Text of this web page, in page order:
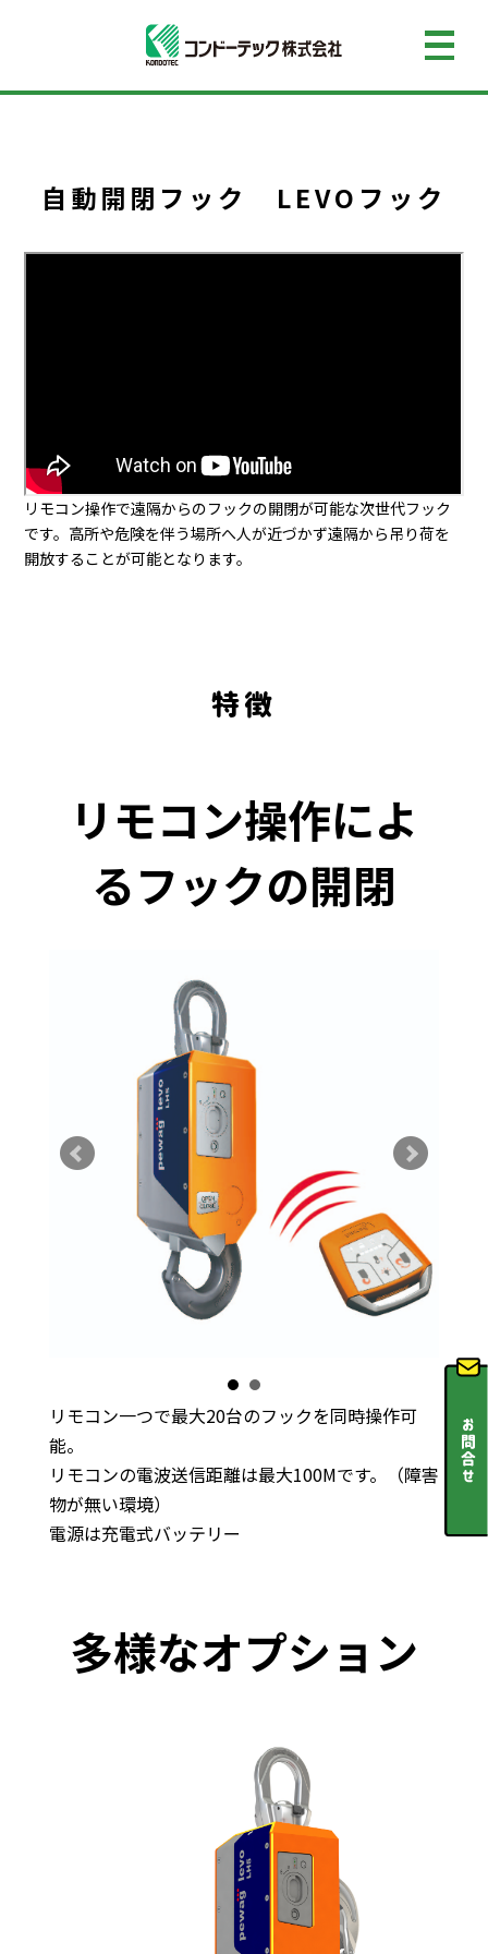
自動開閉フック LEVOフック
リモコン操作で遠隔からのフックの開閉が可能な次世代フック
です。高所や危険を伴う場所へ人が近づかず遠隔から吊り荷を
開放することが可能となります。
特徴
リモコン操作によ
るフックの開閉
リモコン一つで最大20台のフックを同時操作可
能。
リモコンの電波送信距離は最大100Mです。（障害
物が無い環境）
電源は充電式バッテリー
多様なオプション